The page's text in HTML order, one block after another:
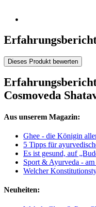
Dieses Produkt bewerten
Cosmoveda
Aus unserem Magazin:
Ghee - die Königin
5 Tipps für
Es ist gesund, auf
Sport & Ayurveda - am
Welcher
Neuheiten: